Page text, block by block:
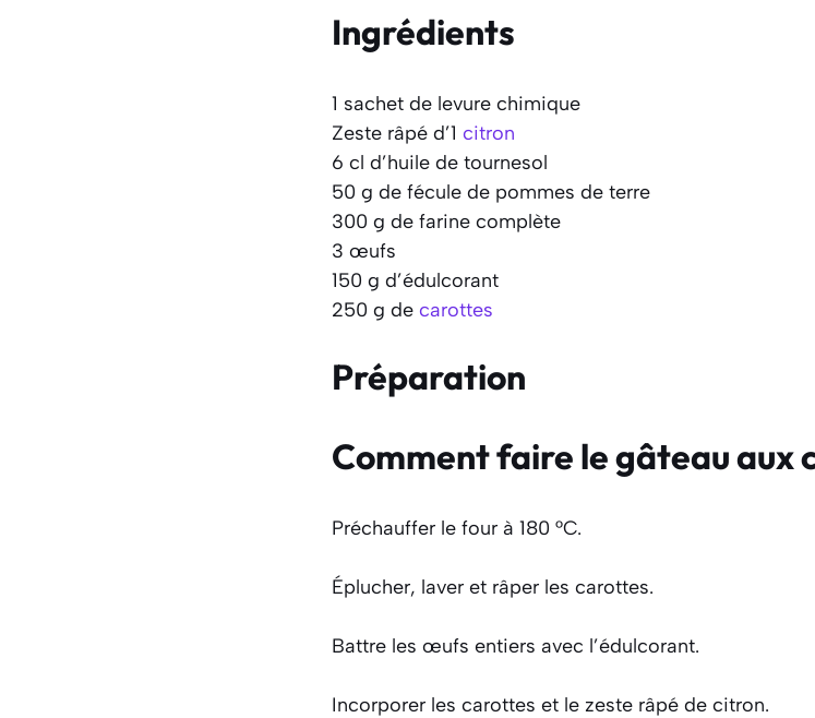
Ingrédients
1 sachet de levure chimique
Zeste râpé d’1 citron
6 cl d’huile de tournesol
50 g de fécule de pommes de terre
300 g de farine complète
3 œufs
150 g d’édulcorant
250 g de carottes
Préparation
Comment faire le gâteau aux
Préchauffer le four à 180 °C.
Éplucher, laver et râper les carottes.
Battre les œufs entiers avec l’édulcorant.
Incorporer les carottes et le zeste râpé de citron.